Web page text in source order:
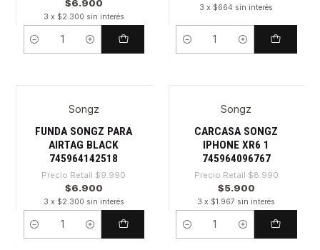
$6.900
3 x $2.300 sin interés
Cantidad
3 x $664 sin interés
Cantidad
Songz
FUNDA SONGZ PARA
AIRTAG BLACK
745964142518
Precio Retail $9.990
$6.900
3 x $2.300 sin interés
Cantidad
Songz
CARCASA SONGZ
IPHONE XR6 1
745964096767
Precio Retail $8.990
$5.900
3 x $1.967 sin interés
Cantidad